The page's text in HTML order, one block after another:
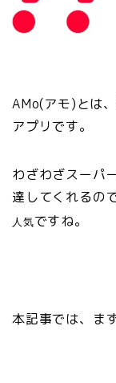
AMo(アモ)とは
アプリです。
わざわざスーパ
達してくれるの
人気ですね。
本記事では、ま